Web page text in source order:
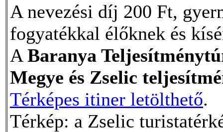
A nevezési díj 200 Ft,
fogyatékkal élőknek és
A Baranya
Megye és Zselic
Térképes itiner letölthető.
Térkép: a Zselic